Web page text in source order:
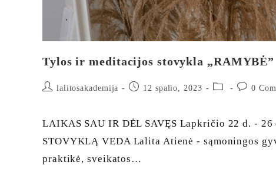
Tylos ir meditacijos stovykla „RAMYBĖ”
lalitosakademija 12 spalio, 2023 0
LAIKAS SAU IR DĖL SAVĘS Lapkričio 22 d. -
STOVYKLĄ VEDA Lalita Atienė - sąmoningos
praktikė, sveikatos…